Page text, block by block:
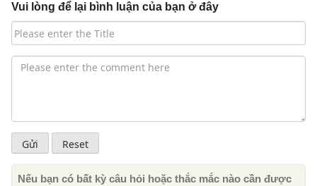
Vui lòng để lại bình luận của bạn ở đây
Nếu bạn có bất kỳ câu hỏi hoặc thắc mắc nào cần được